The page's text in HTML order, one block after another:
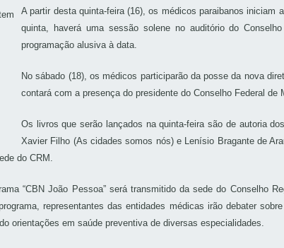
A partir desta quinta-feira (16), os médicos paraibanos
quinta, haverá uma sessão solene no auditório do
programação alusiva à data.
No sábado (18), os médicos participarão da posse da nova
contará com a presença do presidente do Conselho Federal
Os livros que serão lançados na quinta-feira são de autoria
Xavier Filho (As cidades somos nós) e Lenísio Bragante de
do CRM.
“CBN João Pessoa” será transmitido da sede do Conselho
representantes das entidades médicas irão debater
orientações em saúde preventiva de diversas especialidades.